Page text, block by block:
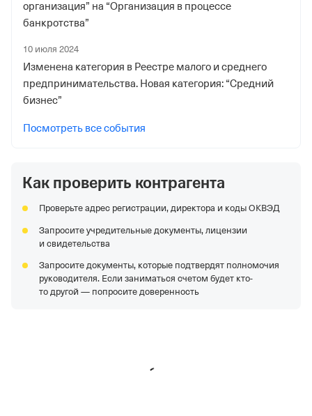
Дата регистрации
Наименование территориального органа
Отделение Фонда Пенсионного и Социального
Страхования Российской Федерации по Санкт-
организация” на “Организация в процессе
банкротства”
10 июля 2024
Изменена категория в Реестре малого и среднего
предпринимательства. Новая категория: “Средний
бизнес”
Посмотреть все события
Как проверить контрагента
Проверьте адрес регистрации, директора и коды ОКВЭД
Запросите учредительные документы, лицензии
и свидетельства
Запросите документы, которые подтвердят полномочия
руководителя. Если заниматься счетом будет кто-
то другой — попросите доверенность